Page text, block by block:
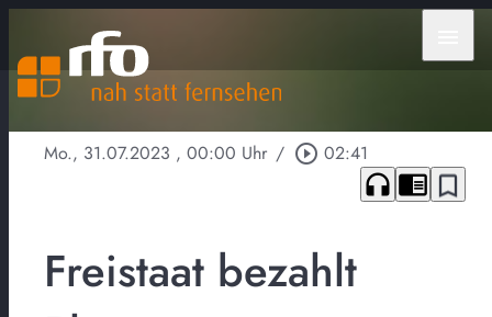
Mo., 31.07.2023 , 00:00 Uhr / play_circle_outline 02:41
headphones chrome_reader_mode bookmark_border
Freistaat bezahlt